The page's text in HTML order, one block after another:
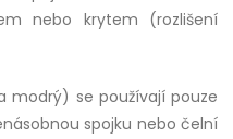
nebo krytem (rozlišení
modrý) se používají pouze
spojku nebo čelní